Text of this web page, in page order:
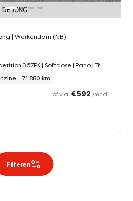
| Werkendam (NB)
Avant 55 TFSIe Competition 367PK | Softclose | Pano | Trekhaak | B&O |
71.880 km
of v.a. € 592 /mnd
Filteren